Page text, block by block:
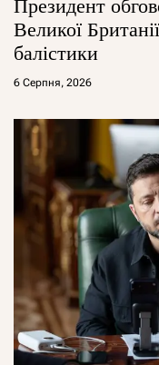
Президент
Великої
балістики
6 Серпня, 2026